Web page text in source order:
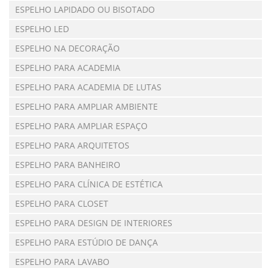
ESPELHO LAPIDADO OU BISOTADO
ESPELHO LED
ESPELHO NA DECORAÇÃO
ESPELHO PARA ACADEMIA
ESPELHO PARA ACADEMIA DE LUTAS
ESPELHO PARA AMPLIAR AMBIENTE
ESPELHO PARA AMPLIAR ESPAÇO
ESPELHO PARA ARQUITETOS
ESPELHO PARA BANHEIRO
ESPELHO PARA CLÍNICA DE ESTÉTICA
ESPELHO PARA CLOSET
ESPELHO PARA DESIGN DE INTERIORES
ESPELHO PARA ESTÚDIO DE DANÇA
ESPELHO PARA LAVABO